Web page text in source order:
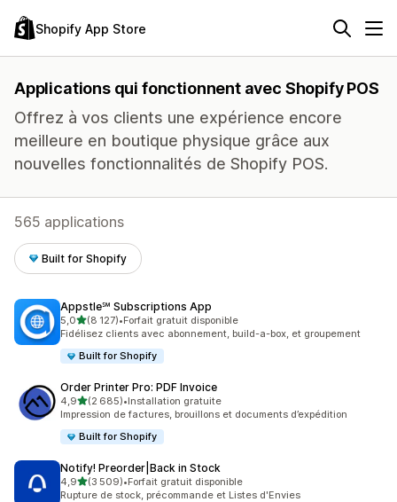
Shopify App Store
Applications qui fonctionnent avec Shopify POS
Offrez à vos clients une expérience encore
meilleure en boutique physique grâce aux
nouvelles fonctionnalités de Shopify POS.
565 applications
Built for Shopify
Appstle℠ Subscriptions App
5,0étoile(s) sur 5
(8 127)
8127 avis au total
•Forfait gratuit disponible
Fidélisez clients avec abonnement, build-a-box, et groupement
Built for Shopify
Order Printer Pro: PDF Invoice
4,9étoile(s) sur 5
(2 685)
2685 avis au total
•Installation gratuite
Impression de factures, brouillons et documents d’expédition
Built for Shopify
Notify! Preorder|Back in Stock
4,9étoile(s) sur 5
(3 509)
3509 avis au total
•Forfait gratuit disponible
Rupture de stock, précommande et Listes d'Envies